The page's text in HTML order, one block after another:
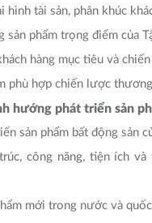
tài sản, phân khúc
phẩm trọng điểm của
hàng mục tiêu và
phù hợp chiến lược
hướng phát triển sản
sản phẩm bất động sản
công năng, tiện ích
mới trong nước và